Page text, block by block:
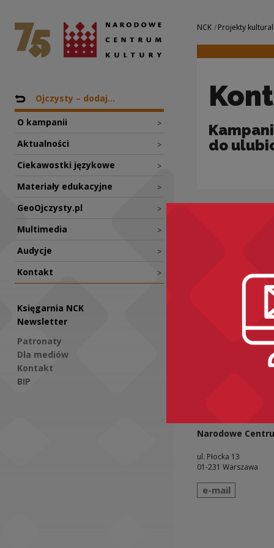
Kontakt |
Narodowe Centrum Kultury
Nawigacja
Powrót do: Projekty
Ojczysty – dodaj...
O kampanii >
Aktualności >
Ciekawostki językowe >
Materiały edukacyjne >
GeoOjczysty.pl >
Multimedia >
Audycje >
Kontakt >
Księgarnia NCK
Newsletter
Patronaty
Dla mediów
Kontakt
BIP
Nawigacja
NCK Projekty
do
Narodowe
ul. Płocka 13
01-231 Warszawa
wyślij
e-mail